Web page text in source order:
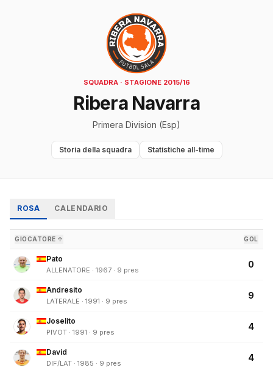
SQUADRA · STAGIONE 2015/16
Ribera Navarra
Primera Division (Esp)
Storia della squadra Statistiche all-time
ROSA CALENDARIO
GIOCATORE ↑ GOL
Pato
ALLENATORE · 1967 · 9 pres
0
Andresito
LATERALE · 1991 · 9 pres
9
Joselito
PIVOT · 1991 · 9 pres
4
David
DIF/LAT · 1985 · 9 pres
4